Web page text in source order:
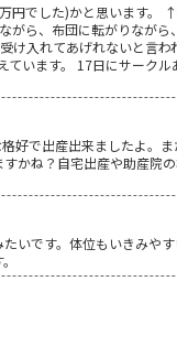
でした)かと思います。
ら、布団に転がりなが
入れてあげれないと言
います。 17日にサーク
好で出産出来ましたよ。
かね？自宅出産や助産院
いです。体位もいきみや